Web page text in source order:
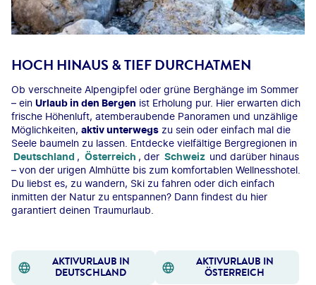
HOCH HINAUS & TIEF DURCHATMEN
Ob verschneite Alpengipfel oder grüne Berghänge im Sommer
– ein Urlaub in den Bergen ist Erholung pur. Hier erwarten dich
frische Höhenluft, atemberaubende Panoramen und unzählige
Möglichkeiten, aktiv unterwegs zu sein oder einfach mal die
Seele baumeln zu lassen. Entdecke vielfältige Bergregionen in
Deutschland , Österreich , der Schweiz und darüber hinaus
– von der urigen Almhütte bis zum komfortablen Wellnesshotel.
Du liebst es, zu wandern, Ski zu fahren oder dich einfach
inmitten der Natur zu entspannen? Dann findest du hier
garantiert deinen Traumurlaub.
AKTIVURLAUB IN
DEUTSCHLAND
AKTIVURLAUB IN
ÖSTERREICH